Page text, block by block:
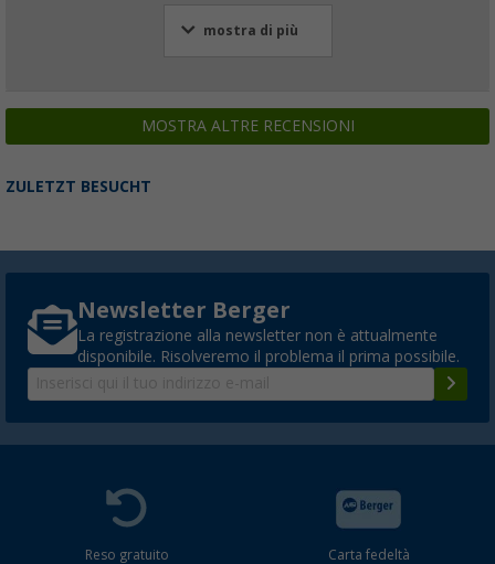
mostra di più
MOSTRA ALTRE RECENSIONI
ZULETZT BESUCHT
Newsletter Berger
La registrazione alla newsletter non è attualmente
disponibile. Risolveremo il problema il prima possibile.
Reso gratuito
Carta fedeltà